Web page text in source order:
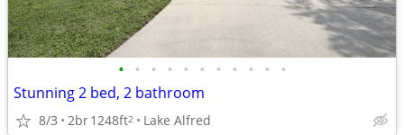
• • • • • • • • • • •
Stunning 2 bed, 2 bathroom
8/3 2br1248ft2 Lake Alfred